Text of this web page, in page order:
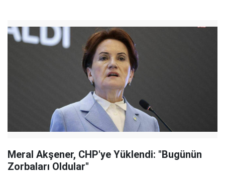
Meral Akşener, CHP'ye Yüklendi: "Bugünün
Zorbaları Oldular"